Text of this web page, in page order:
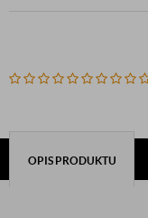
OPIS PRODUKTU